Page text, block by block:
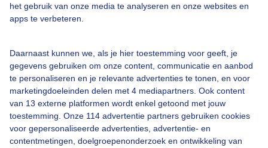
het gebruik van onze media te analyseren en onze websites en
apps te verbeteren.
Daarnaast kunnen we, als je hier toestemming voor geeft, je
gegevens gebruiken om onze content, communicatie en aanbod
te personaliseren en je relevante advertenties te tonen, en voor
marketingdoeleinden delen met 4 mediapartners. Ook content
van 13 externe platformen wordt enkel getoond met jouw
toestemming. Onze 114 advertentie partners gebruiken cookies
voor gepersonaliseerde advertenties, advertentie- en
contentmetingen, doelgroepenonderzoek en ontwikkeling van
Over Buienradar